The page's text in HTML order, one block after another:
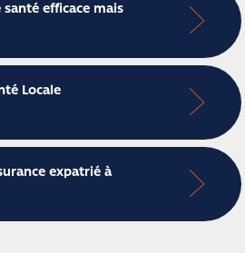
santé efficace mais
Locale
expatrié à